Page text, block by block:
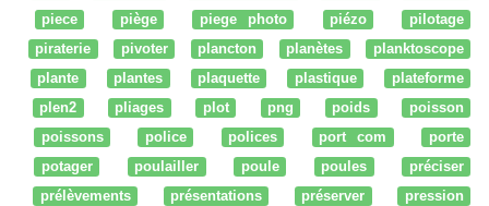
piece
piège piege photo piézo
pilotage
piraterie
pivoter plancton planètes
planktoscope
plante
plantes plaquette plastique
plateforme
plen2
pliages plot png poids
poisson
poissons
police polices port com
porte
potager
poulailler poule poules
préciser
prélèvements
présentations préserver
pression